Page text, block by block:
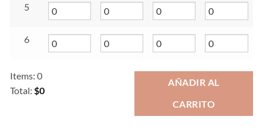
5
6
Items: 0
Total: $0
AÑADIR AL
CARRITO